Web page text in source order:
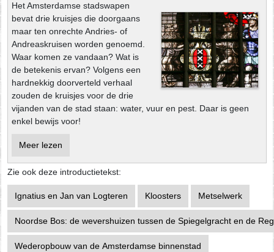
Het Amsterdamse stadswapen
bevat drie kruisjes die doorgaans
maar ten onrechte Andries- of
Andreaskruisen worden genoemd.
Waar komen ze vandaan? Wat is
de betekenis ervan? Volgens een
hardnekkig doorverteld verhaal
zouden de kruisjes voor de drie
vijanden van de stad staan: water, vuur en pest. Daar is geen
enkel bewijs voor!
Meer lezen
Zie ook deze introductietekst:
Ignatius en Jan van Logteren Kloosters Metselwerk
Noordse Bos: de wevershuizen tussen de Spiegelgracht en de
Wederopbouw van de Amsterdamse binnenstad